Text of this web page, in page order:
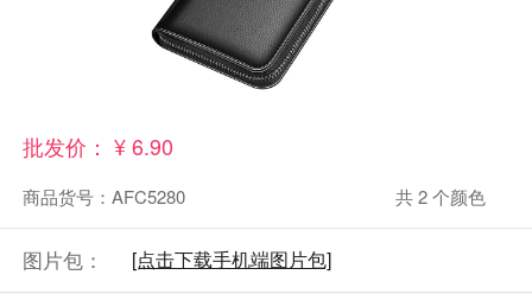
批发价： ¥ 6.90
商品货号：AFC5280 共2 个颜色
图片包： [点击下载手机端图片包]